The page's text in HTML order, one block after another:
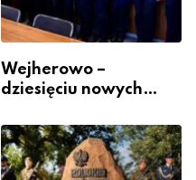
Wejherowo –
dziesięciu nowych
szeregach Komendy
Powiatowej